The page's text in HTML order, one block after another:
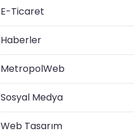
E-Ticaret
Haberler
MetropolWeb
Sosyal Medya
Web Tasarım